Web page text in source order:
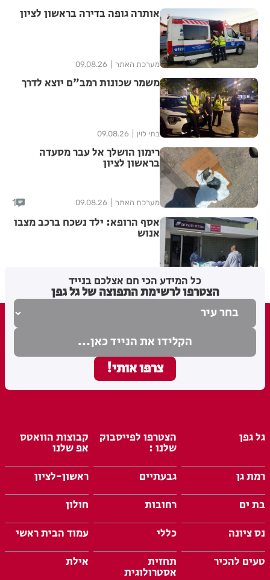
אותרה גופה בדירה בראשון לציון
מערכת האתר 09.08.26
משמר שכונות רמב"ם יוצא לדרך
בתי לוין 09.08.26
רימון הושלך אל עבר מסעדה
בראשון לציון
מערכת האתר 09.08.26
1
אסף הרופא: ילד נשכח ברכב מצבו
אנוש
כל המידע הכי חם אצלכם בנייד
הצטרפו לרשימת התפוצה של גל גפן
גל גפן הצטרפו לפייסבוק
שלנו :
קבוצות הוואטס
אפ שלנו
רמת גן
גבעתיים
ראשון-לציון
בת ים
רחובות
חולון
נס ציונה
כללי
עמוד הבית ראשי
טעים להכיר
תחזית
אסטרולוגית
אילת